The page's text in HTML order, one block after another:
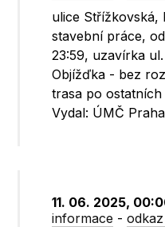
ulice Střížkovská,
stavební práce, od
23:59, uzavírka
Objížďka - bez
trasa po
Vydal: ÚMČ
11. 06. 2025,
informace -